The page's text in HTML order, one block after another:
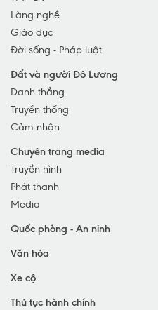
TX Cửa Lò
TX Hoàng Mai
Huyện Nghi Lộc
Huyện Hưng Nguyên
Huyện Con Cuông
Làng nghề
Giáo dục
Đời sống - Pháp luật
Đất và người Đô Lương
Danh thắng
Truyền thống
Cảm nhận
Chuyên trang media
Truyền hình
Phát thanh
Media
Quốc phòng - An ninh
Văn hóa
Xe cộ
Thủ tục hành chính